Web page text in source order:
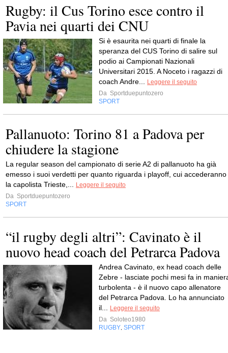
Rugby: il Cus Torino esce contro il
Pavia nei quarti dei CNU
Si è esaurita nei quarti di finale la
speranza del CUS Torino di salire sul
podio ai Campionati Nazionali
Universitari 2015. A Noceto i ragazzi di
coach Andre...
Leggere il seguito
Da Sportduepuntozero
SPORT
Pallanuoto: Torino 81 a Padova per
chiudere la stagione
La regular season del campionato di serie A2 di pallanuoto ha già
emesso i suoi verdetti per quanto riguarda i playoff, cui accederanno
la capolista Trieste,...
Leggere il seguito
Da Sportduepuntozero
SPORT
“il rugby degli altri”: Cavinato è il
nuovo head coach del Petrarca Padova
Andrea Cavinato, ex head coach delle
Zebre - lasciate pochi mesi fa in
turbolenta - è il nuovo capo allenatore
del Petrarca Padova. Lo ha annunciato
il...
Leggere il seguito
Da Soloteo1980
RUGBY SPORT